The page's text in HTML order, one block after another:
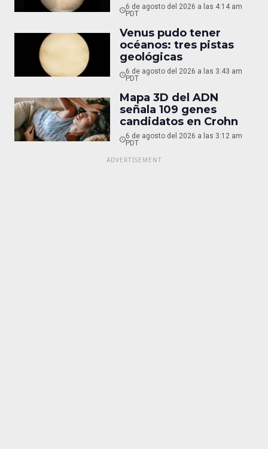
6 de agosto del 2026 a las 4:14 am
PDT
Venus pudo tener
océanos: tres pistas
geológicas
6 de agosto del 2026 a las 3:43 am
PDT
Mapa 3D del ADN
señala 109 genes
candidatos en Crohn
6 de agosto del 2026 a las 3:12 am
PDT